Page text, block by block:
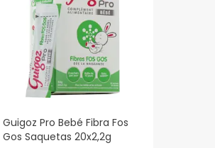
Guigoz Pro Bebé Fibra Fos
Gos Saquetas 20x2,2g